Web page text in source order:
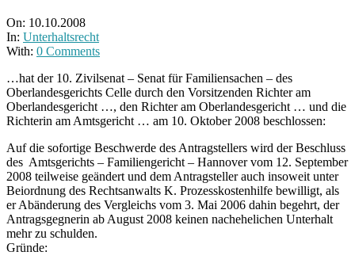
On: 10.10.2008
In: Unterhaltsrecht
With: 0 Comments
…hat der 10. Zivilsenat – Senat für Familiensachen – des
Oberlandesgerichts Celle durch den Vorsitzenden Richter am
Oberlandesgericht …, den Richter am Oberlandesgericht … und die
Richterin am Amtsgericht … am 10. Oktober 2008 beschlossen:
Auf die sofortige Beschwerde des Antragstellers wird der Beschluss
des Amtsgerichts – Familiengericht – Hannover vom 12. September
2008 teilweise geändert und dem Antragsteller auch insoweit unter
Beiordnung des Rechtsanwalts K. Prozesskostenhilfe bewilligt, als
er Abänderung des Vergleichs vom 3. Mai 2006 dahin begehrt, der
Antragsgegnerin ab August 2008 keinen nachehelichen Unterhalt
mehr zu schulden.
Gründe: